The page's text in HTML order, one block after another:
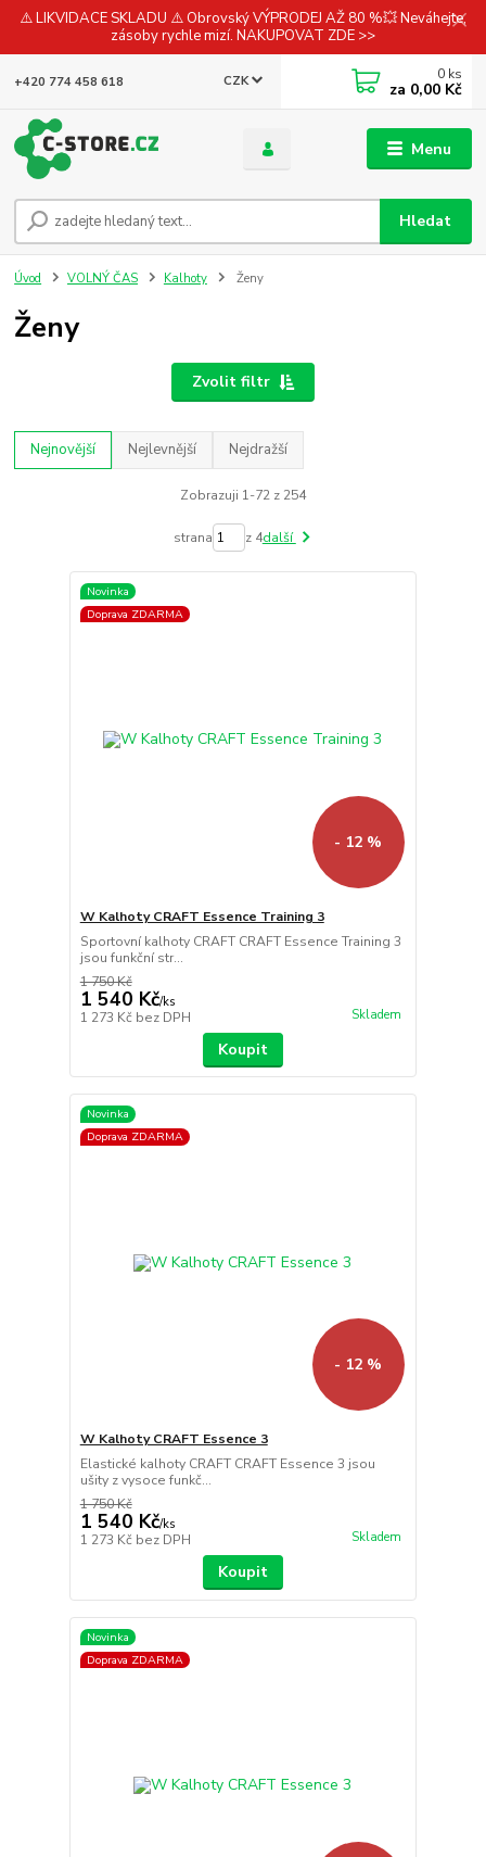
⚠️ LIKVIDACE SKLADU ⚠️ Obrovský VÝPRODEJ AŽ 80 %💥 Neváhejte,
zásoby rychle mizí. NAKUPOVAT ZDE >>
Menu
CZK
Hledat
+420 774 458 618 0 ks
za 0,00 Kč
Úvod VOLNÝ ČAS Kalhoty Ženy
Ženy
Zvolit filtr
Nejnovější Nejlevnější Nejdražší
Zobrazuji 1-72 z 254
strana z 4další
Novinka
Doprava ZDARMA
- 12 %
W Kalhoty CRAFT Essence Training 3
Sportovní kalhoty CRAFT CRAFT Essence Training 3
jsou funkční str...
1 750 Kč
1 540 Kč/ks
1 273 Kč bez DPH Skladem
Koupit
Novinka
Doprava ZDARMA
- 12 %
W Kalhoty CRAFT Essence 3
Elastické kalhoty CRAFT CRAFT Essence 3 jsou
ušity z vysoce funkč...
1 750 Kč
1 540 Kč/ks
1 273 Kč bez DPH Skladem
Koupit
Novinka
Doprava ZDARMA